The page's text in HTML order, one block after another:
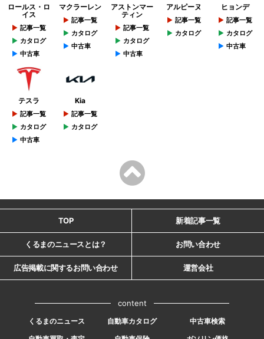
ロールス・ロ
イス
記事一覧
カタログ
中古車
マクラーレン
記事一覧
カタログ
中古車
アストンマー
ティン
記事一覧
カタログ
中古車
アルピーヌ
記事一覧
カタログ
ヒョンデ
記事一覧
カタログ
中古車
テスラ
記事一覧
カタログ
中古車
Kia
記事一覧
カタログ
TOP 新着記事一覧
くるまのニュースとは？ お問い合わせ
広告掲載に関するお問い合わせ 運営会社
content
くるまのニュース 自動車カタログ
中古車検索